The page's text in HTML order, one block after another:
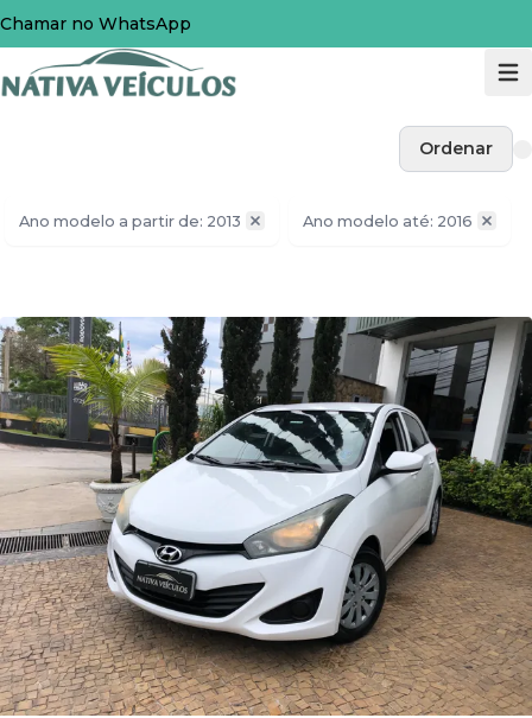
Chamar no WhatsApp
Ordenar
Ano modelo a partir de: 2013 Ano modelo até: 2016